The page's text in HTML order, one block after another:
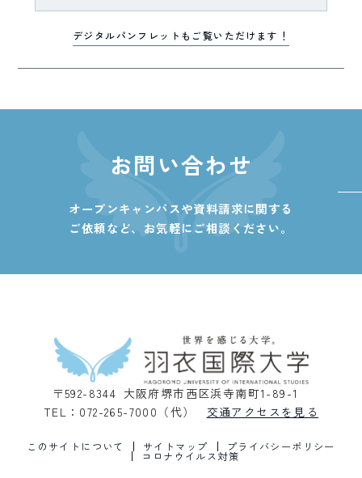
デジタルパンフレットもご覧いただけます！
お問い合わせ
オープンキャンパスや資料請求に関する
ご依頼など、 お気軽にご相談ください。
〒592-8344 大阪府堺市西区浜寺南町1-89-1
TEL：072-265-7000（代）
交通アクセスを見る
このサイトについて サイトマップ プライバシーポリシー
コロナウイルス対策